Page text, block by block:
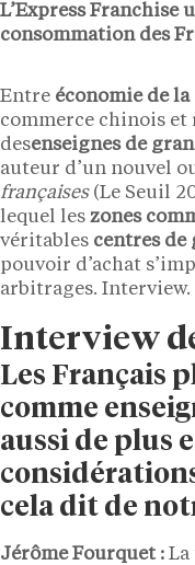
L’Express Franchise
consommation des
Entre économie de
commerce chinois
desenseignes de
auteur d’un nouvel
françaises(Le Seuil
lequel les zones
véritables centres de
pouvoir d’achat
arbitrages. Interview.
Interview
Les Français
comme
aussi de plus
considérations
cela dit de
Jérôme Fourquet : La